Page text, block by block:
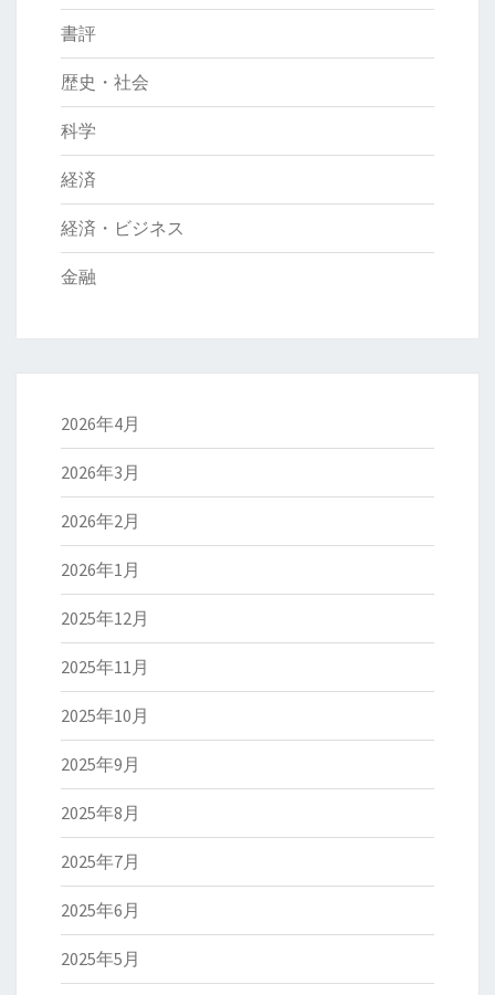
書評
歴史・社会
科学
経済
経済・ビジネス
金融
2026年4月
2026年3月
2026年2月
2026年1月
2025年12月
2025年11月
2025年10月
2025年9月
2025年8月
2025年7月
2025年6月
2025年5月